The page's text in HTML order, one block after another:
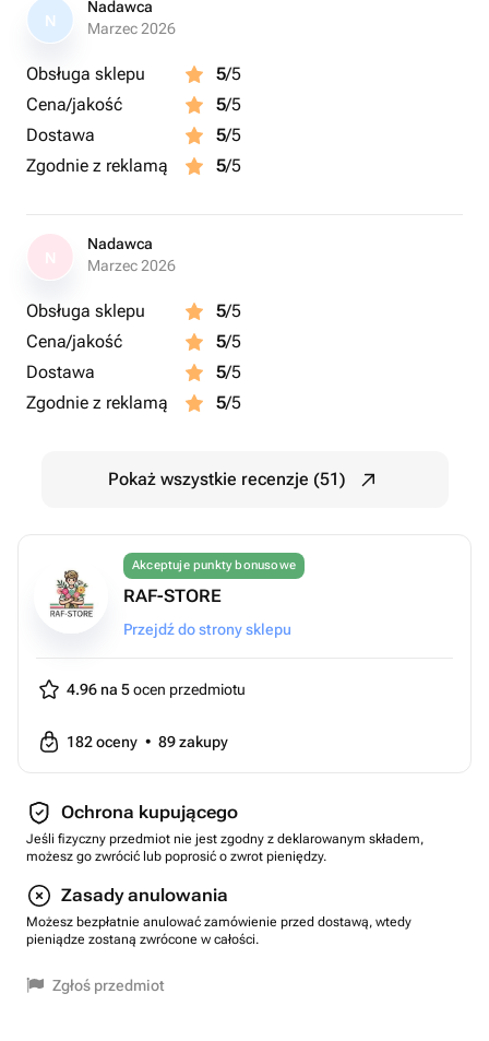
N
Nadawca
Marzec 2026
Obsługa sklepu 5/5
Cena/jakość
5/5
Dostawa
5/5
Zgodnie z reklamą
5/5
Nadawca
Marzec 2026
Obsługa sklepu 5/5
Cena/jakość
5/5
Dostawa
5/5
Zgodnie z reklamą
5/5
Pokaż wszystkie recenzje (51)
Akceptuje punkty bonusowe
RAF-STORE
Przejdź do strony sklepu
4.96 na 5ocen przedmiotu
182oceny • 89zakupy
Ochrona kupującego
Jeśli fizyczny przedmiot nie jest zgodny z deklarowanym składem,
możesz go zwrócić lub poprosić o zwrot pieniędzy.
Zasady anulowania
Możesz bezpłatnie anulować zamówienie przed dostawą, wtedy
pieniądze zostaną zwrócone w całości.
Zgłoś przedmiot